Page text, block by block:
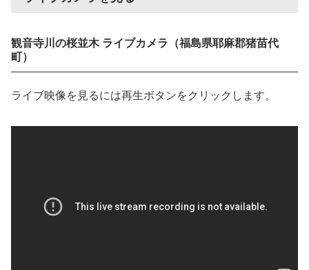
観音寺川の桜並木 ライブカメラ（福島県耶麻郡猪苗代
町）
ライブ映像を見るには再生ボタンをクリックします。